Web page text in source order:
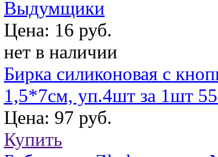
Выдумщики
Цена: 16 руб.
нет в наличии
Бирка силиконовая с
1,5*7см, уп.4шт за 1шт
Цена: 97 руб.
Купить